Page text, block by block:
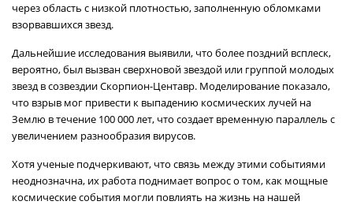
через область с низкой плотностью, заполненную обломками
взорвавшихся звезд.
Дальнейшие исследования выявили, что более поздний всплеск,
вероятно, был вызван сверхновой звездой или группой молодых
звезд в созвездии Скорпион-Центавр. Моделирование показало,
что взрыв мог привести к выпадению космических лучей на
Землю в течение 100 000 лет, что создает временную параллель с
увеличением разнообразия вирусов.
Хотя ученые подчеркивают, что связь между этими событиями
неоднозначна, их работа поднимает вопрос о том, как мощные
космические события могли повлиять на жизнь на нашей